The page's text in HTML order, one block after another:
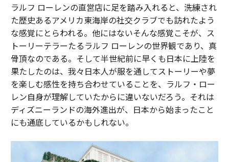
ラルフ ローレンの直営店に足を踏み入れると、洗練され
た歴史あるアメリカ東海岸の社交クラブでも訪れたよう
な感覚にとらわれる。他にはないそんな感覚こそが、ス
トーリーテラーたるラルフ ローレンの世界観であり、真
骨頂なのである。そして半世紀前に早くも日本に上陸を
果たしたのは、我々日本人が服を通してストーリーや夢
を楽しむ感性を持ち合わせていることを、ラルフ・ロー
レン自身が理解していたからに違いないだろう。それは
ディズニーランドの海外進出が、日本から始まったこと
にも通底しているかもしれない。